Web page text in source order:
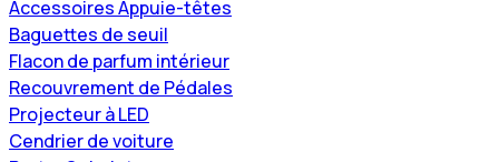
Accessoires Appuie-têtes
Baguettes de seuil
Flacon de parfum intérieur
Recouvrement de Pédales
Projecteur à LED
Cendrier de voiture